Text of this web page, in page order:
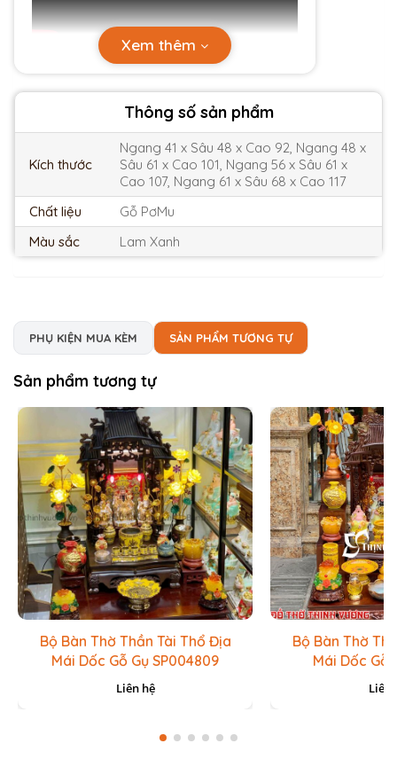
Thông số sản phẩm
Kích thước
Ngang 41 x Sâu 48 x Cao 92, Ngang 48 x
Sâu 61 x Cao 101, Ngang 56 x Sâu 61 x
Cao 107, Ngang 61 x Sâu 68 x Cao 117
Chất liệu
Gỗ PơMu
Màu sắc
Lam Xanh
Xem thêm
PHỤ KIỆN MUA KÈM SẢN PHẨM TƯƠNG TỰ
Sản phẩm tương tự
Bộ Bàn Thờ Thần Tài Thổ Địa
Mái Dốc Gỗ Gụ SP004809
Liên hệ
Bộ Bàn Thờ
Mái Dốc Gỗ
Liên